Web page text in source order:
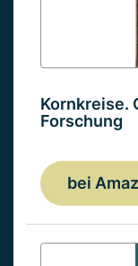
Kornkreise.
Forschung
bei